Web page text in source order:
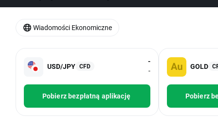
USD/JPY CFD
-
-
Pobierz bezpłatną aplikację
GOLD
Pobierz
Wiadomości Ekonomiczne